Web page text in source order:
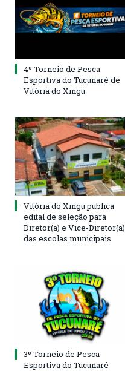
4º Torneio de Pesca
Esportiva do Tucunaré de
Vitória do Xingu
Vitória do Xingu publica
edital de seleção para
Diretor(a) e Vice-Diretor(a)
das escolas municipais
3º Torneio de Pesca
Esportiva do Tucunaré